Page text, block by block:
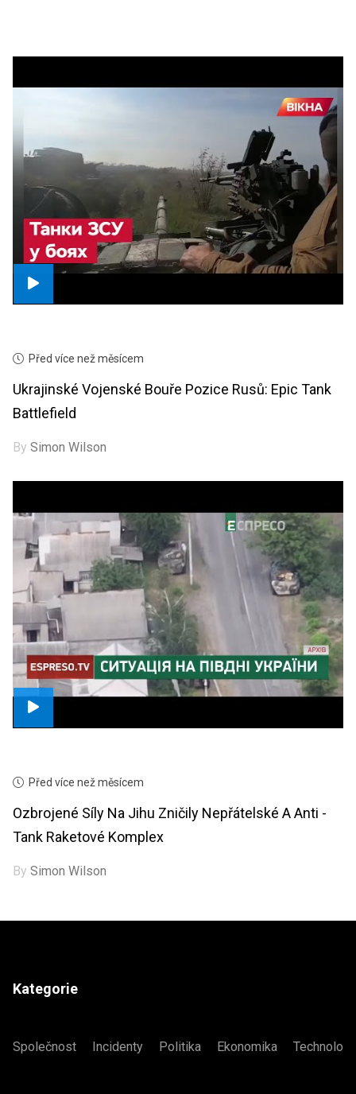
Před více než měsícem
Ukrajinské Vojenské Bouře Pozice Rusů: Epic Tank
Battlefield
BySimon Wilson
Před více než měsícem
Ozbrojené Síly Na Jihu Zničily Nepřátelské A Anti -
Tank Raketové Komplex
BySimon Wilson
Kategorie
Společnost Incidenty Politika Ekonomika